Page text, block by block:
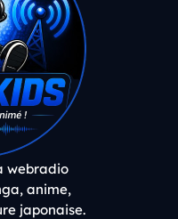
webradio
anime,
japonaise.